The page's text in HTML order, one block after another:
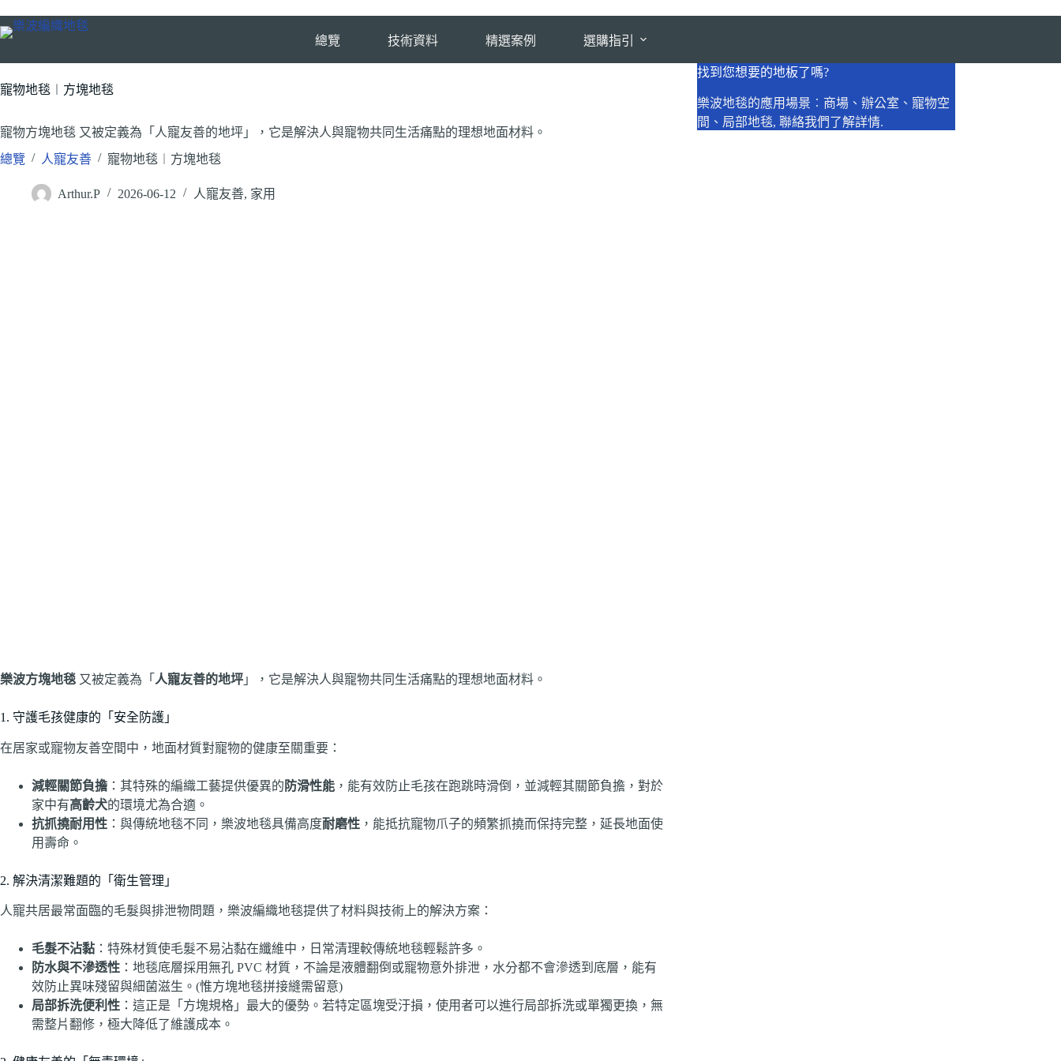
至
要
內
總覽 技術資料 精選案例 選購指引
寵物地毯︱方塊地毯
寵物方塊地毯 又被定義為「人寵友善的地坪」，它是解決人與寵物共同生活痛點的理想地面材料。
總覽 / 人寵友善 / 寵物地毯︱方塊地毯
Arthur.P 2026-06-12 人寵友善, 家用
樂波方塊地毯 又被定義為「 人寵友善的地坪 」，它是解決人與寵物共同生活痛點的理想地面材料。
1. 守護毛孩健康的「安全防護」
在居家或寵物友善空間中，地面材質對寵物的健康至關重要：
減輕關節負擔 ：其特殊的編織工藝提供優異的 防滑性能 ，能有效防止毛孩在跑跳時滑倒，並減輕其關節負擔，對於
家中有高齡犬的環境尤為合適。
抗抓撓耐用性 ：與傳統地毯不同，樂波地毯具備高度耐磨性 ，能抵抗寵物爪子的頻繁抓撓而保持完整，延長地面使
用壽命。
2. 解決清潔難題的「衛生管理」
人寵共居最常面臨的毛髮與排泄物問題，樂波編織地毯提供了材料與技術上的解決方案：
毛髮不沾黏 ：特殊材質使毛髮不易沾黏在纖維中，日常清理較傳統地毯輕鬆許多。
防水與不滲透性 ：地毯底層採用無孔 PVC 材質，不論是液體翻倒或寵物意外排泄，水分都不會滲透到底層，能有
效防止異味殘留與細菌滋生。(惟方塊地毯拼接縫需留意)
局部拆洗便利性 ：這正是「方塊規格」最大的優勢。若特定區塊受汙損，使用者可以進行局部拆洗或單獨更換，無
需整片翻修，極大降低了維護成本。
找到您想要的地板了嗎?
樂波地毯的應用場景︰商場、辦公室、寵物空
間、局部地毯, 聯絡我們了解詳情.